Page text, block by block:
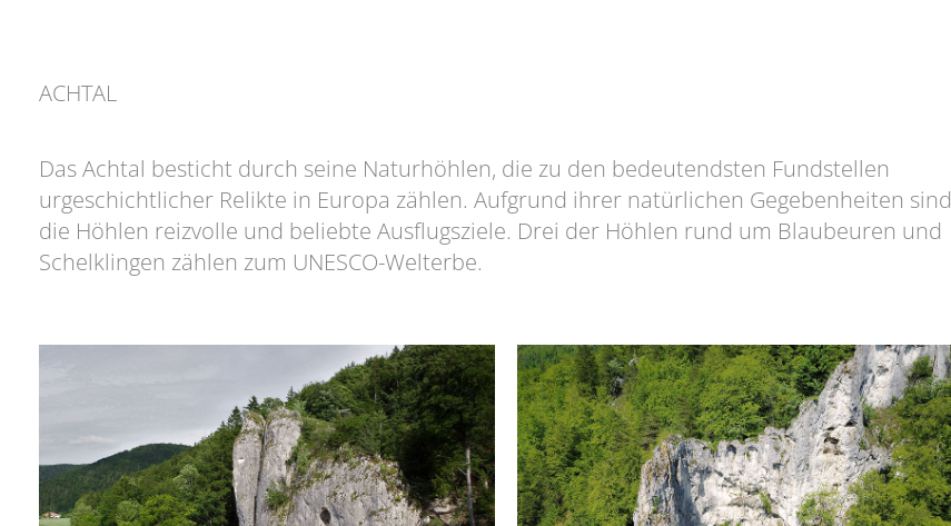
ACHTAL
Das Achtal besticht durch seine Naturhöhlen, die zu den bedeutendsten Fundstellen
urgeschichtlicher Relikte in Europa zählen. Aufgrund ihrer natürlichen Gegebenheiten sind
die Höhlen reizvolle und beliebte Ausflugsziele. Drei der Höhlen rund um Blaubeuren und
Schelklingen zählen zum UNESCO-Welterbe.